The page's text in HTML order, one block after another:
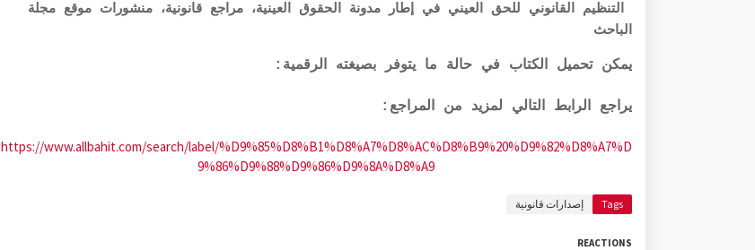
التنظيم القانوني للحق العيني في إطار مدونة الحقوق العينية، مراجع قانونية، منشورات موقع مجلة
الباحث
يمكن تحميل الكتاب في حالة ما يتوفر بصيغته الرقمية:
يراجع الرابط التالي لمزيد من المراجع:
https://www.allbahit.com/search/label/%D9%85%D8%B1%D8%A7%D8%AC%D8%B9%20%D9%82%D8%A7%D
9%86%D9%88%D9%86%D9%8A%D8%A9
Tags إصدارات قانونية
REACTIONS